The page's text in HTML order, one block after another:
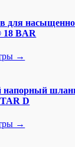
для
BAR
→
D
→